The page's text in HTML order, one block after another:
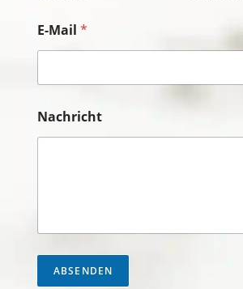
E-Mail *
Nachricht
ABSENDEN